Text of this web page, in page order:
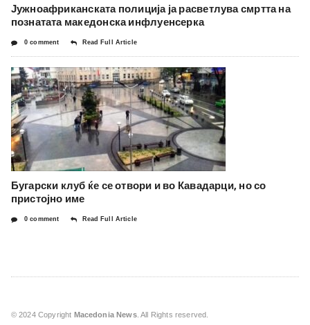
Јужноафриканската полиција ја расветлува смртта на
познатата македонска инфлуенсерка
0 comment Read Full Article
Бугарски клуб ќе се отвори и во Кавадарци, но со
пристојно име
0 comment Read Full Article
© 2024 Copyright Macedonia News. All Rights reserved.